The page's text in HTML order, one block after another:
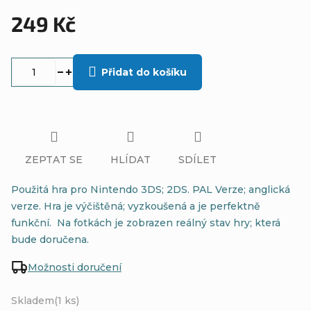
249 Kč
Skladem(1 ks)
Možnosti doručení
Přidat do košíku
Použitá hra pro Nintendo 3DS; 2DS. PAL Verze; anglická
verze. Hra je výčištěná; vyzkoušená a je perfektně
funkční. Na fotkách je zobrazen reálný stav hry; která
bude doručena.
ZEPTAT SE HLÍDAT SDÍLET